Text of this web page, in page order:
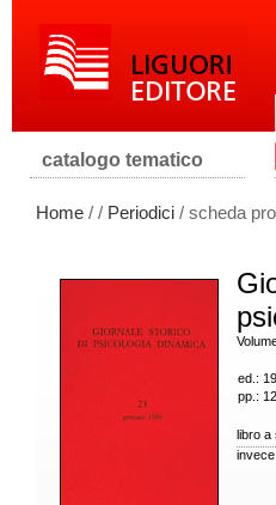
catalogo tematico
Home / / Periodici / scheda
ed.:
pp.:
libro a